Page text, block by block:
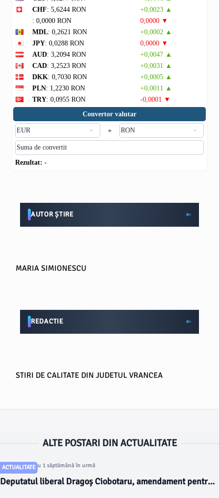
CHF: 5,6244 RON
+0,0023 ▲
: 0,0000 RON
0,0000 ▼
MDL: 0,2621 RON
+0,0002 ▲
JPY: 0,0288 RON
0,0000 ▼
AUD: 3,2094 RON
+0,0047 ▲
CAD: 3,2523 RON
+0,0031 ▲
DKK: 0,7030 RON
+0,0005 ▲
PLN: 1,2230 RON
+0,0011 ▲
TRY: 0,0955 RON
-0,0001 ▼
Convertor valutar
»
Rezultat: -
AUTOR ȘTIRE
MARIA SIMIONESCU
REDACTIE
STIRI DE CALITATE DIN JUDETUL VRANCEA
ALTE POSTARI DIN ACTUALITATE
ACTUALITATE
Articol postat cu 1 săptămână în urmă
Deputatul liberal Dragoș Ciobotaru, amendament pentru